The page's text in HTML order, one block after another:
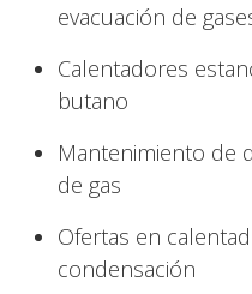
evacuación de
Calentadores
butano
Mantenimiento de
de gas
Ofertas en
condensación